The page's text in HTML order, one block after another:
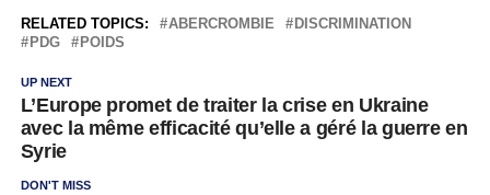
RELATED TOPICS: ABERCROMBIE
DISCRIMINATION
PDG
POIDS
UP NEXT
L’Europe promet de traiter la crise en Ukraine
avec la même efficacité qu’elle a géré la guerre en
Syrie
DON'T MISS